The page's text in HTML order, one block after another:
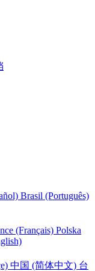
Brasil (Português)
(Français) Polska
中国 (简体中文) 台